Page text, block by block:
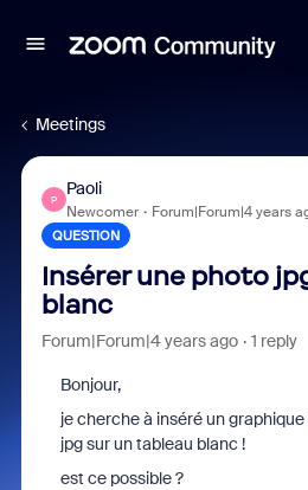
Meetings
P
Paoli
Newcomer Forum|Forum|4 years
QUESTION
Insérer une photo
blanc
Forum|Forum|4 years ago 1 reply
Bonjour,
je cherche à inséré un
jpg sur un tableau blanc !
est ce possible ?